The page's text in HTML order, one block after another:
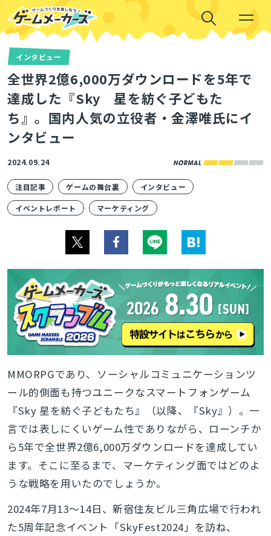
インタビュー
全世界2億6,000万ダウンロードを5年で
達成した『Sky 星を紡ぐ子どもた
ち』。国内人気の立役者・金澤唯氏にイ
ンタビュー
2024.09.24
注目記事 ゲームの舞台裏 インタビュー
イベントレポート マーケティング
MMORPGであり、ソーシャルコミュニケーションツ
ール的側面も持つユニークなスマートフォンゲーム
『Sky 星を紡ぐ子どもたち』（以降、『Sky』）。一
言では表しにくいゲーム性でありながら、ローンチか
ら5年で全世界2億6,000万ダウンロードを達成してい
ます。そこに至るまで、マーケティング面ではどのよ
うな戦略を用いたのでしょうか。
2024年7月13～14日、新宿住友ビル三角広場で行われ
た5周年記念イベント「SkyFest2024」を訪ね、